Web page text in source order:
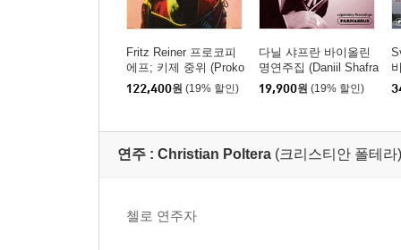
Fritz Reiner 프로코피
에프; 키제 중위 (Proko
fiev: Lieutenant Kije /
Stravinsky: Song Of T
122,400원 (19% 할인)
다닐 샤프란 바이올린
명연주집 (Daniil Shafra
n More Cello Masterwo
19,900원 (19% 할인)
연주 : Christian Poltera (크리스티안 폴테라)
첼로 연주자